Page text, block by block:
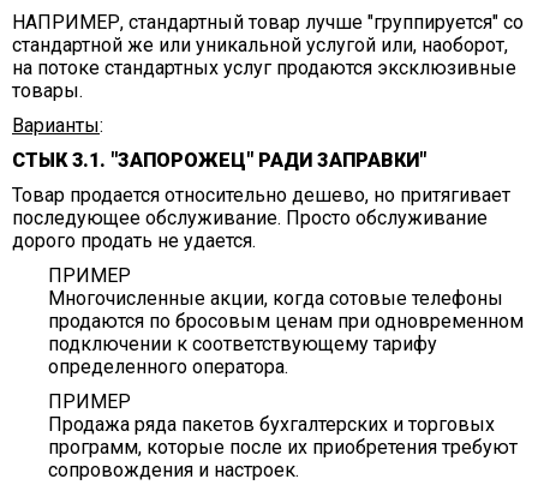
НАПРИМЕР, стандартный товар лучше "группируется" со
стандартной же или уникальной услугой или, наоборот,
на потоке стандартных услуг продаются эксклюзивные
товары.
Варианты:
СТЫК 3.1. "ЗАПОРОЖЕЦ" РАДИ ЗАПРАВКИ"
Товар продается относительно дешево, но притягивает
последующее обслуживание. Просто обслуживание
дорого продать не удается.
ПРИМЕР
Многочисленные акции, когда сотовые телефоны
продаются по бросовым ценам при одновременном
подключении к соответствующему тарифу
определенного оператора.
ПРИМЕР
Продажа ряда пакетов бухгалтерских и торговых
программ, которые после их приобретения требуют
сопровождения и настроек.